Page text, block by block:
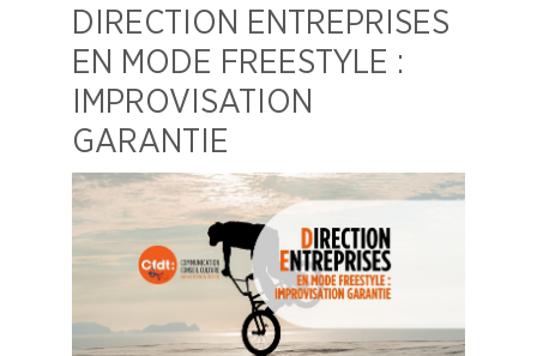
DIRECTION ENTREPRISES
EN MODE FREESTYLE :
IMPROVISATION
GARANTIE